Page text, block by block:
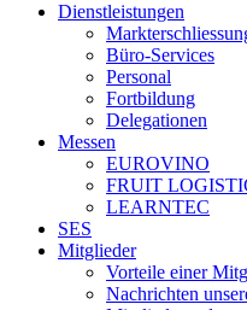
Dienstleistungen
Büro-Services
Personal
Fortbildung
Delegationen
Messen
EUROVINO
FRUIT
LEARNTEC
SES
Mitglieder
Vorteile einer
Nachrichten